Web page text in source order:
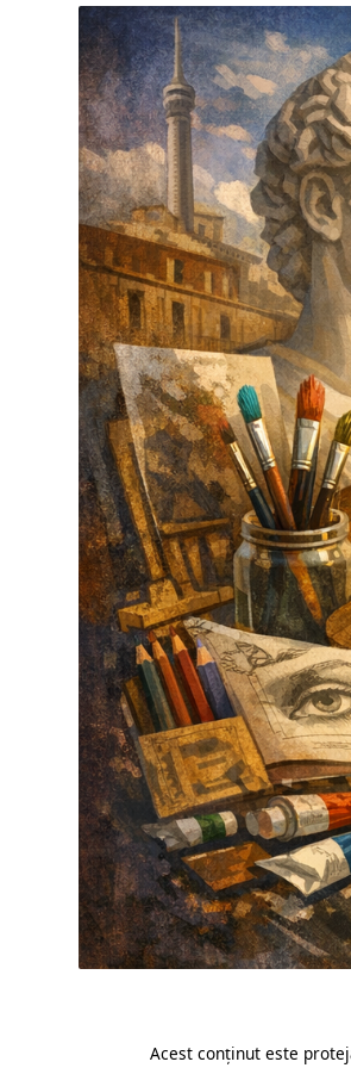
Acest conținut este